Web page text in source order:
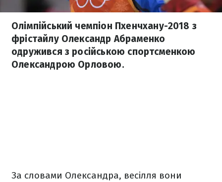
Олімпійський чемпіон Пхенчхану-2018 з
фрістайлу Олександр Абраменко
одружився з російською спортсменкою
Олександрою Орловою.
За словами Олександра, весілля вони